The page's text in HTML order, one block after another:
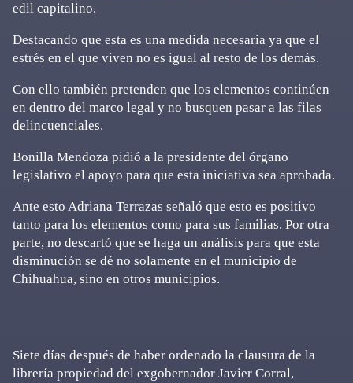
edil capitalino.
Destacando que esta es una medida necesaria ya que el
estrés en el que viven no es igual al resto de los demás.
Con ello también pretenden que los elementos continúen
en dentro del marco legal y no busquen pasar a las filas
delincuenciales.
Bonilla Mendoza pidió a la presidente del órgano
legislativo el apoyo para que esta iniciativa sea aprobada.
Ante esto Adriana Terrazas señaló que esto es positivo
tanto para los elementos como para sus familias. Por otra
parte, no descartó que se haga un análisis para que esta
disminución se dé no solamente en el municipio de
Chihuahua, sino en otros municipios.
Siete días después de haber ordenado la clausura de la
librería propiedad del exgobernador Javier Corral,